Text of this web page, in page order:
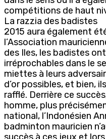
compétitions de haut
La razzia des badistes
2015 aura également
l’Association
des Iles, les badistes
irréprochables dans le
miettes à leurs
d’or possibles, et
rafflé. Derrière ce
homme, plus
national, l’Indonésien
badminton mauricien